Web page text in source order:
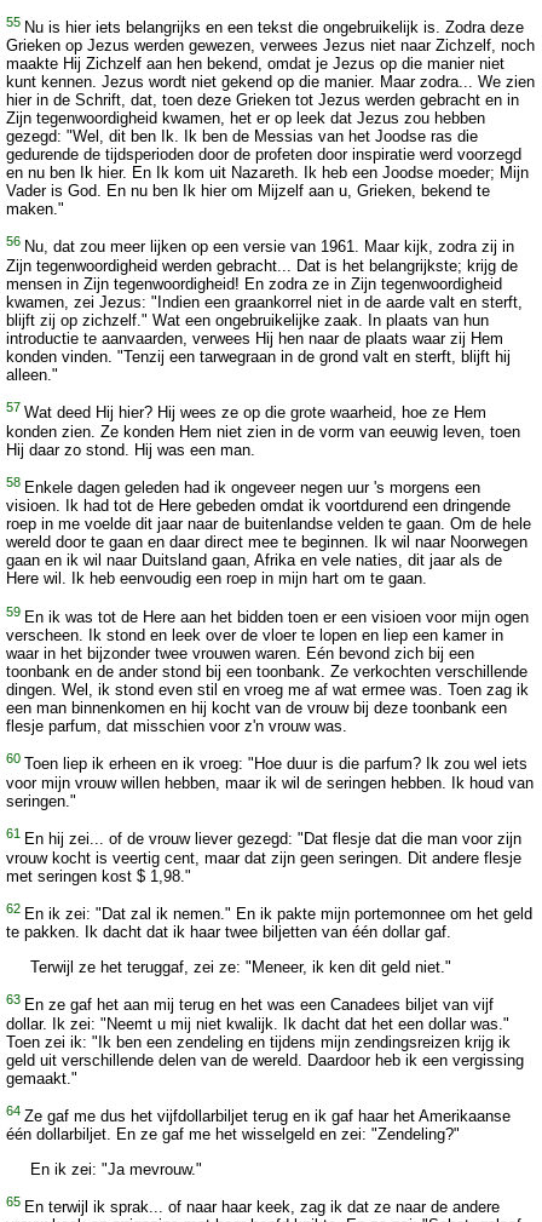
55 Nu is hier iets belangrijks en een tekst die ongebruikelijk is. Zodra deze
Grieken op Jezus werden gewezen, verwees Jezus niet naar Zichzelf, noch
maakte Hij Zichzelf aan hen bekend, omdat je Jezus op die manier niet
kunt kennen. Jezus wordt niet gekend op die manier. Maar zodra... We zien
hier in de Schrift, dat, toen deze Grieken tot Jezus werden gebracht en in
Zijn tegenwoordigheid kwamen, het er op leek dat Jezus zou hebben
gezegd: "Wel, dit ben Ik. Ik ben de Messias van het Joodse ras die
gedurende de tijdsperioden door de profeten door inspiratie werd voorzegd
en nu ben Ik hier. En Ik kom uit Nazareth. Ik heb een Joodse moeder; Mijn
Vader is God. En nu ben Ik hier om Mijzelf aan u, Grieken, bekend te
maken."
56 Nu, dat zou meer lijken op een versie van 1961. Maar kijk, zodra zij in
Zijn tegenwoordigheid werden gebracht... Dat is het belangrijkste; krijg de
mensen in Zijn tegenwoordigheid! En zodra ze in Zijn tegenwoordigheid
kwamen, zei Jezus: "Indien een graankorrel niet in de aarde valt en sterft,
blijft zij op zichzelf." Wat een ongebruikelijke zaak. In plaats van hun
introductie te aanvaarden, verwees Hij hen naar de plaats waar zij Hem
konden vinden. "Tenzij een tarwegraan in de grond valt en sterft, blijft hij
alleen."
57 Wat deed Hij hier? Hij wees ze op die grote waarheid, hoe ze Hem
konden zien. Ze konden Hem niet zien in de vorm van eeuwig leven, toen
Hij daar zo stond. Hij was een man.
58 Enkele dagen geleden had ik ongeveer negen uur 's morgens een
visioen. Ik had tot de Here gebeden omdat ik voortdurend een dringende
roep in me voelde dit jaar naar de buitenlandse velden te gaan. Om de hele
wereld door te gaan en daar direct mee te beginnen. Ik wil naar Noorwegen
gaan en ik wil naar Duitsland gaan, Afrika en vele naties, dit jaar als de
Here wil. Ik heb eenvoudig een roep in mijn hart om te gaan.
59 En ik was tot de Here aan het bidden toen er een visioen voor mijn ogen
verscheen. Ik stond en leek over de vloer te lopen en liep een kamer in
waar in het bijzonder twee vrouwen waren. Eén bevond zich bij een
toonbank en de ander stond bij een toonbank. Ze verkochten verschillende
dingen. Wel, ik stond even stil en vroeg me af wat ermee was. Toen zag ik
een man binnenkomen en hij kocht van de vrouw bij deze toonbank een
flesje parfum, dat misschien voor z'n vrouw was.
60
Toen liep ik erheen en ik vroeg: "Hoe duur is die parfum? Ik zou wel iets
voor mijn vrouw willen hebben, maar ik wil de seringen hebben. Ik houd van
seringen."
61
En hij zei... of de vrouw liever gezegd: "Dat flesje dat die man voor zijn
vrouw kocht is veertig cent, maar dat zijn geen seringen. Dit andere flesje
met seringen kost $ 1,98."
62 En ik zei: "Dat zal ik nemen." En ik pakte mijn portemonnee om het geld
te pakken. Ik dacht dat ik haar twee biljetten van één dollar gaf.
Terwijl ze het teruggaf, zei ze: "Meneer, ik ken dit geld niet."
63 En ze gaf het aan mij terug en het was een Canadees biljet van vijf
dollar. Ik zei: "Neemt u mij niet kwalijk. Ik dacht dat het een dollar was."
Toen zei ik: "Ik ben een zendeling en tijdens mijn zendingsreizen krijg ik
geld uit verschillende delen van de wereld. Daardoor heb ik een vergissing
gemaakt."
64 Ze gaf me dus het vijfdollarbiljet terug en ik gaf haar het Amerikaanse
één dollarbiljet. En ze gaf me het wisselgeld en zei: "Zendeling?"
En ik zei: "Ja mevrouw."
65 En terwijl ik sprak... of naar haar keek, zag ik dat ze naar de andere